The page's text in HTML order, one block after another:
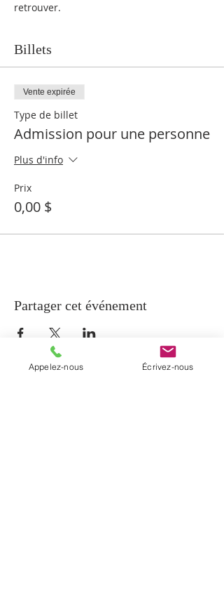
retrouver.
Billets
Vente expirée
Type de billet
Admission pour une personne
Plus d'info
Prix
0,00 $
Partager cet événement
Appelez-nous Écrivez-nous